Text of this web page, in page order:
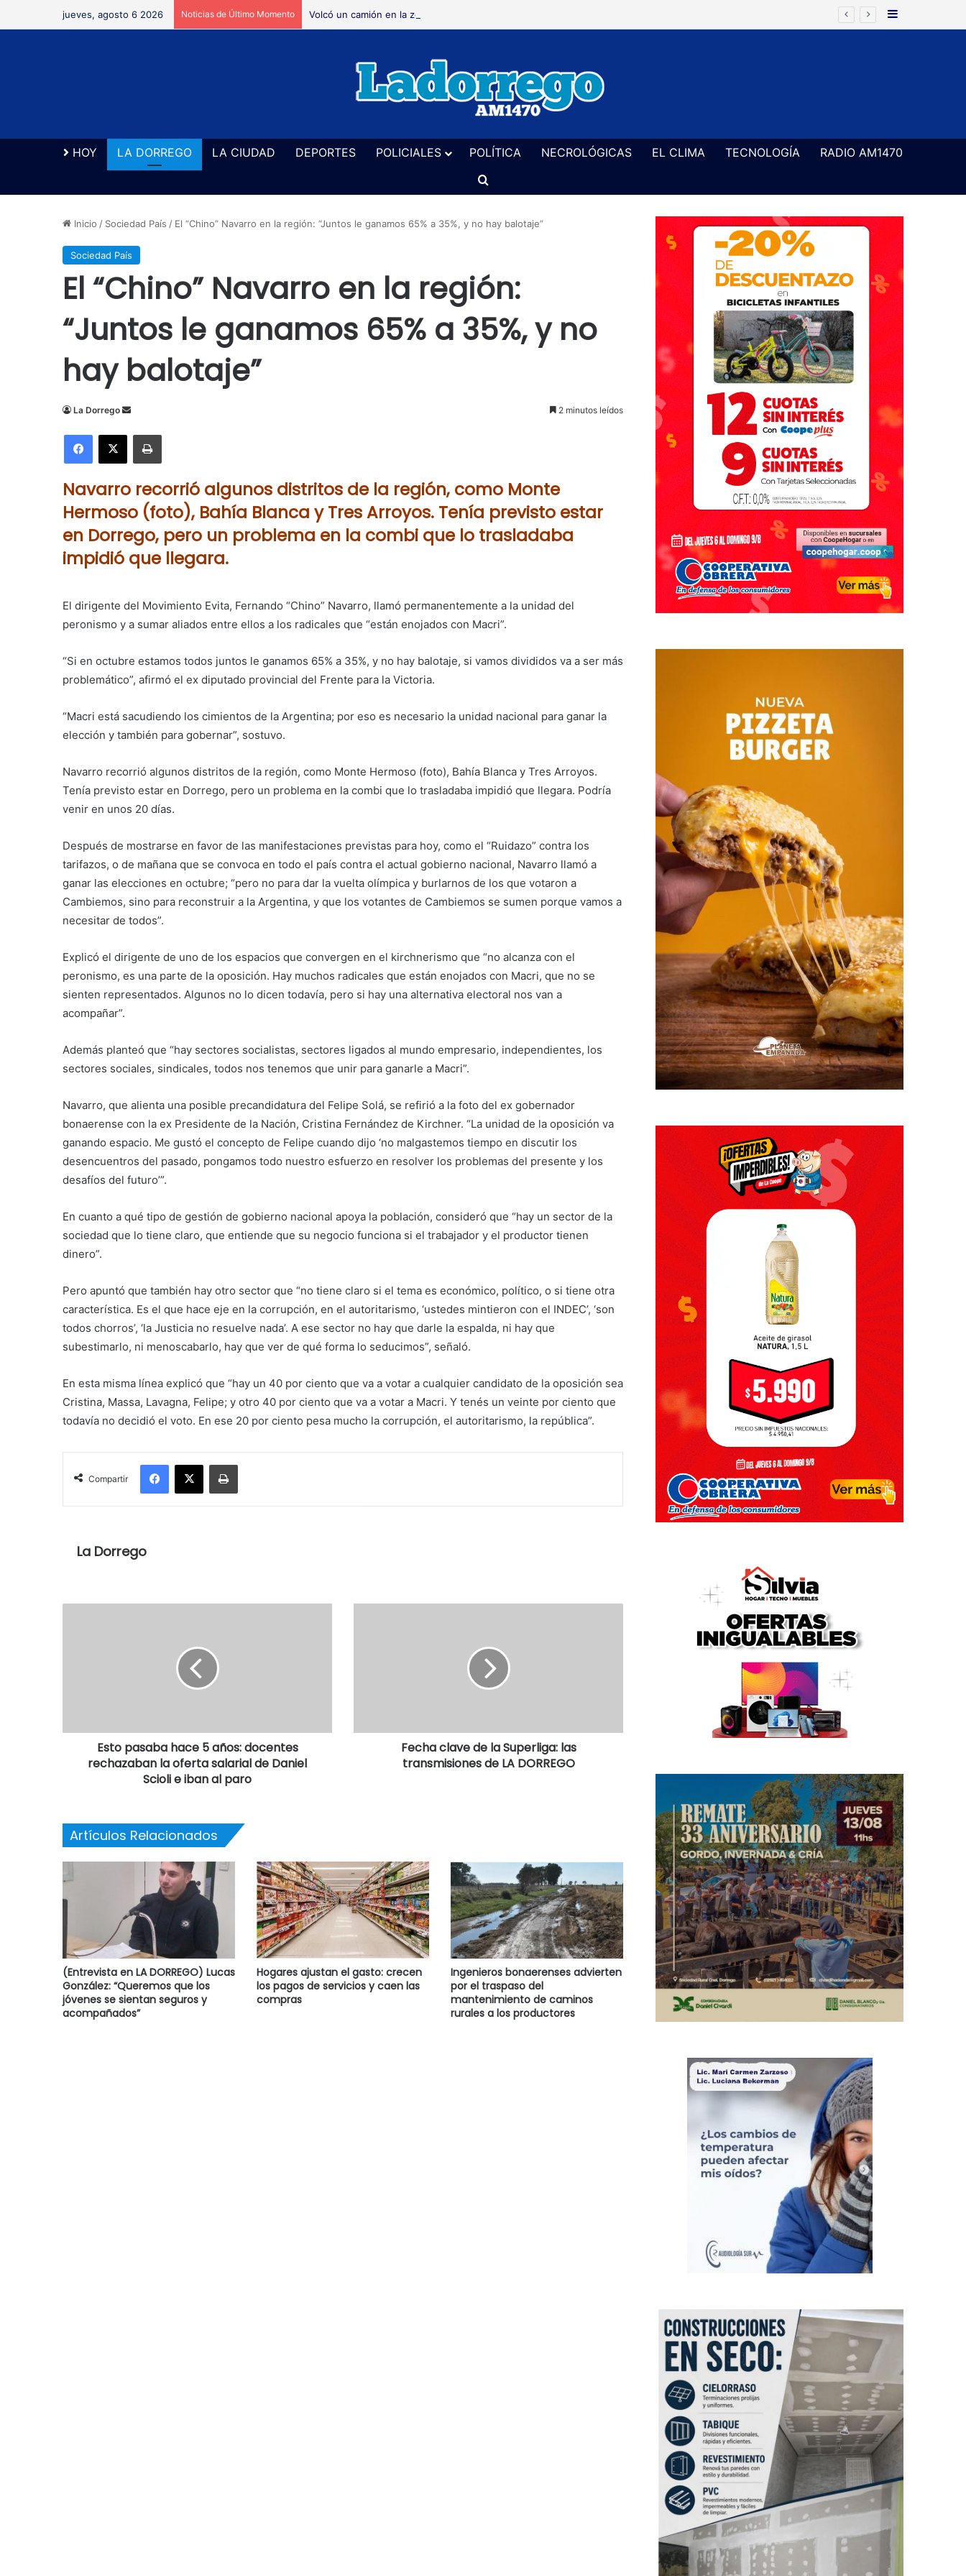
jueves, agosto 6 2026 Noticias de Último Momento Volcó un camión en la zona de Frapal Barra Lateral
HOY LA DORREGO LA CIUDAD DEPORTES POLICIALES POLÍTICA NECROLÓGICAS EL CLIMA TECNOLOGÍA
RADIO AM1470
Buscar
Inicio / Sociedad País / El “Chino” Navarro en la región: “Juntos le ganamos 65% a 35%, y no hay balotaje”
Sociedad País
El “Chino” Navarro en la región:
“Juntos le ganamos 65% a 35%, y no
hay balotaje”
La Dorrego
Send
email
2 minutos leídos
Facebook
X Imprimir
Navarro recorrió algunos distritos de la región, como Monte
Hermoso (foto), Bahía Blanca y Tres Arroyos. Tenía previsto estar
en Dorrego, pero un problema en la combi que lo trasladaba
impidió que llegara.
El dirigente del Movimiento Evita, Fernando “Chino” Navarro, llamó permanentemente a la unidad del
peronismo y a sumar aliados entre ellos a los radicales que “están enojados con Macri”.
“Si en octubre estamos todos juntos le ganamos 65% a 35%, y no hay balotaje, si vamos divididos va a ser más
problemático”, afirmó el ex diputado provincial del Frente para la Victoria.
“Macri está sacudiendo los cimientos de la Argentina; por eso es necesario la unidad nacional para ganar la
elección y también para gobernar”, sostuvo.
Navarro recorrió algunos distritos de la región, como Monte Hermoso (foto), Bahía Blanca y Tres Arroyos.
Tenía previsto estar en Dorrego, pero un problema en la combi que lo trasladaba impidió que llegara. Podría
venir en unos 20 días.
Después de mostrarse en favor de las manifestaciones previstas para hoy, como el “Ruidazo” contra los
tarifazos, o de mañana que se convoca en todo el país contra el actual gobierno nacional, Navarro llamó a
ganar las elecciones en octubre; “pero no para dar la vuelta olímpica y burlarnos de los que votaron a
Cambiemos, sino para reconstruir a la Argentina, y que los votantes de Cambiemos se sumen porque vamos a
necesitar de todos”.
Explicó el dirigente de uno de los espacios que convergen en el kirchnerismo que “no alcanza con el
peronismo, es una parte de la oposición. Hay muchos radicales que están enojados con Macri, que no se
sienten representados. Algunos no lo dicen todavía, pero si hay una alternativa electoral nos van a
acompañar”.
Además planteó que “hay sectores socialistas, sectores ligados al mundo empresario, independientes, los
sectores sociales, sindicales, todos nos tenemos que unir para ganarle a Macri”.
Navarro, que alienta una posible precandidatura del Felipe Solá, se refirió a la foto del ex gobernador
bonaerense con la ex Presidente de la Nación, Cristina Fernández de Kirchner. “La unidad de la oposición va
ganando espacio. Me gustó el concepto de Felipe cuando dijo ‘no malgastemos tiempo en discutir los
desencuentros del pasado, pongamos todo nuestro esfuerzo en resolver los problemas del presente y los
desafíos del futuro’”.
En cuanto a qué tipo de gestión de gobierno nacional apoya la población, consideró que “hay un sector de la
sociedad que lo tiene claro, que entiende que su negocio funciona si el trabajador y el productor tienen
dinero”.
Pero apuntó que también hay otro sector que “no tiene claro si el tema es económico, político, o si tiene otra
característica. Es el que hace eje en la corrupción, en el autoritarismo, ‘ustedes mintieron con el INDEC’, ‘son
todos chorros’, ‘la Justicia no resuelve nada’. A ese sector no hay que darle la espalda, ni hay que
subestimarlo, ni menoscabarlo, hay que ver de qué forma lo seducimos”, señaló.
En esta misma línea explicó que “hay un 40 por ciento que va a votar a cualquier candidato de la oposición sea
Cristina, Massa, Lavagna, Felipe; y otro 40 por ciento que va a votar a Macri. Y tenés un veinte por ciento que
todavía no decidió el voto. En ese 20 por ciento pesa mucho la corrupción, el autoritarismo, la república”.
Compartir
Facebook
X Imprimir
La Dorrego
Esto pasaba hace 5 años: docentes
rechazaban la oferta salarial de Daniel
Scioli e iban al paro
Fecha clave de la Superliga: las
transmisiones de LA DORREGO
Artículos Relacionados
(Entrevista en LA DORREGO) Lucas
González: “Queremos que los
jóvenes se sientan seguros y
acompañados”
Hogares ajustan el gasto: crecen
los pagos de servicios y caen las
compras
Ingenieros bonaerenses advierten
por el traspaso del
mantenimiento de caminos
rurales a los productores